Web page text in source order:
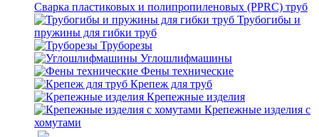
Сварка пластиковых и полипропиленовых (PPRC) труб
Трубогибы и
пружины для гибки труб
Труборезы
Углошлифмашины
Фены технические
Крепеж для труб
Крепежные изделия
Крепежные изделия с
хомутами